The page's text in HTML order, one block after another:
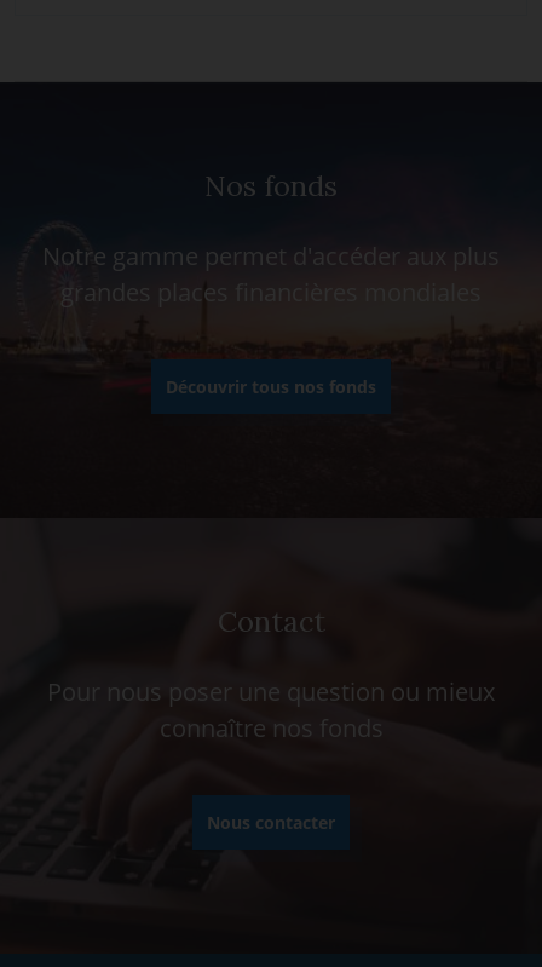
Nos fonds
Notre gamme permet d'accéder aux plus
grandes places financières mondiales
Découvrir tous nos fonds
Contact
Pour nous poser une question ou mieux
connaître nos fonds
Nous contacter